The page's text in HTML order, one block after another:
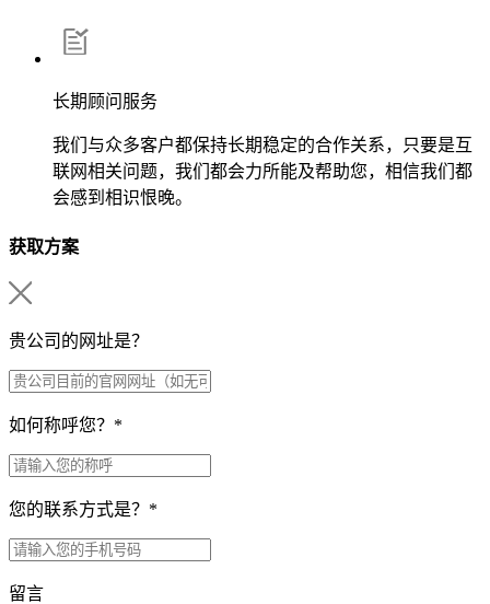
长期顾问服务
我们与众多客户都保持长期稳定的合作关系，只要是互
联网相关问题，我们都会力所能及帮助您，相信我们都
会感到相识恨晚。
获取方案
贵公司的网址是？
如何称呼您？ *
您的联系方式是？ *
留言